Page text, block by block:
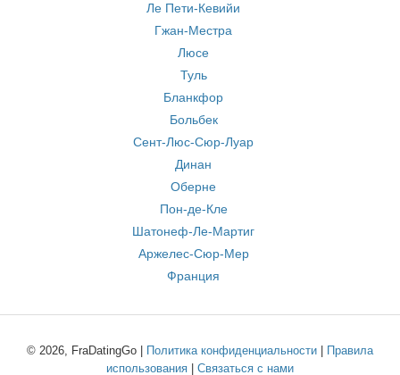
Ле Пети-Кевийи
Гжан-Местра
Люсе
Туль
Бланкфор
Больбек
Сент-Люс-Сюр-Луар
Динан
Оберне
Пон-де-Кле
Шатонеф-Ле-Мартиг
Аржелес-Сюр-Мер
Франция
© 2026, FraDatingGo | Политика конфиденциальности
Правила
использования
Связаться с нами